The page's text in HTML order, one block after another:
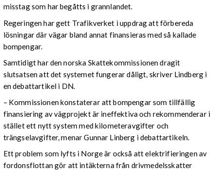
misstag som har begåtts i grannlandet.
Regeringen har gett Trafikverket i uppdrag att förbereda
lösningar där vägar bland annat finansieras med så kallade
bompengar.
Samtidigt har den norska Skattekommissionen dragit
slutsatsen att det systemet fungerar dåligt, skriver Lindberg i
en debattartikel i DN.
– Kommissionen konstaterar att bompengar som tillfällig
finansiering av vägprojekt är ineffektiva och rekommenderar i
stället ett nytt system med kilometeravgifter och
trängselavgifter, menar Gunnar Linberg i debattartikeln.
Ett problem som lyfts i Norge är också att elektrifieringen av
fordonsflottan gör att intäkterna från drivmedelsskatter